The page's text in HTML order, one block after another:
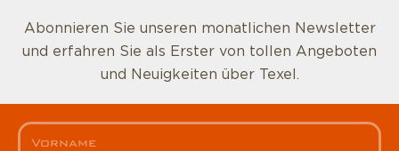
Abonnieren Sie unseren monatlichen Newsletter
und erfahren Sie als Erster von tollen Angeboten
und Neuigkeiten über Texel.